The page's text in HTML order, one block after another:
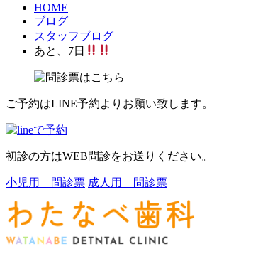
HOME
ブログ
スタッフブログ
あと、7日
ご予約はLINE予約よりお願い致します。
初診の方はWEB問診をお送りください。
小児用 問診票 成人用 問診票